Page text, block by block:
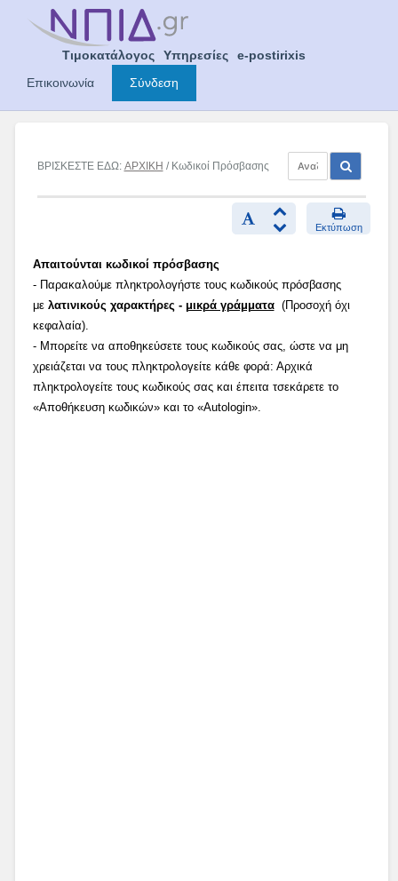
Τιμοκατάλογος Υπηρεσίες
e-postirixis
Επικοινωνία
Σύνδεση
ΒΡΙΣΚΕΣΤΕ ΕΔΩ: ΑΡΧΙΚΗ / Κωδικοί Πρόσβασης
Εκτύπωση
Απαιτούνται κωδικοί πρόσβασης
- Παρακαλούμε πληκτρολογήστε τους κωδικούς πρόσβασης
με λατινικούς χαρακτήρες - μικρά γράμματα(Προσοχή όχι
κεφαλαία).
- Μπορείτε να αποθηκεύσετε τους κωδικούς σας, ώστε να μη
χρειάζεται να τους πληκτρολογείτε κάθε φορά: Αρχικά
πληκτρολογείτε τους κωδικούς σας και έπειτα τσεκάρετε το
«Αποθήκευση κωδικών» και το «Autologin».